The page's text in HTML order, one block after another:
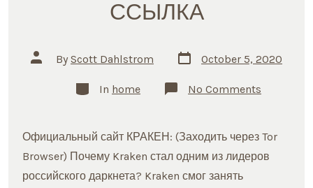
ССЫЛКА
Post
author
By Scott Dahlstrom
Post
date
October 5, 2020
Categories
In home No Comments
ТОР
КРАКЕН
ССЫЛКА
Официальный сайт КРАКЕН: (Заходить через Tor
Browser) Почему Kraken стал одним из лидеров
российского даркнета? Kraken смог занять